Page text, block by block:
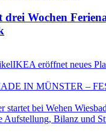
Wochen
IKEA eröffnet neues
IN MÜNSTER –